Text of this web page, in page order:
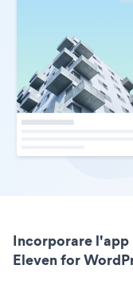
Incorporare
Eleven for